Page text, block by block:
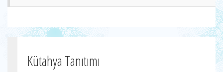
Kütahya Tanıtımı